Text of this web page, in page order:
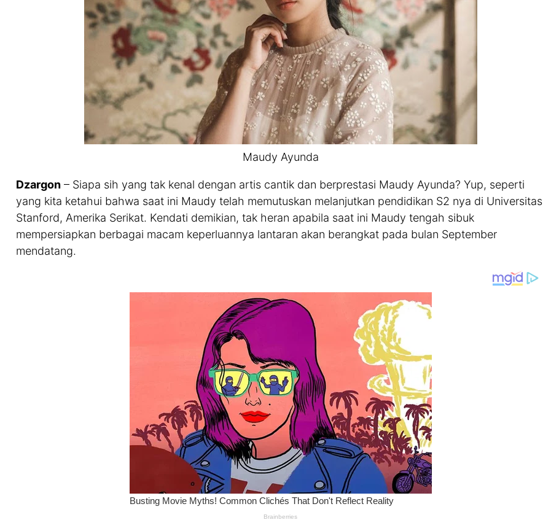
Maudy Ayunda
Dzargon – Siapa sih yang tak kenal dengan artis cantik dan berprestasi Maudy Ayunda? Yup, seperti
yang kita ketahui bahwa saat ini Maudy telah memutuskan melanjutkan pendidikan S2 nya di Universitas
Stanford, Amerika Serikat. Kendati demikian, tak heran apabila saat ini Maudy tengah sibuk
mempersiapkan berbagai macam keperluannya lantaran akan berangkat pada bulan September
mendatang.